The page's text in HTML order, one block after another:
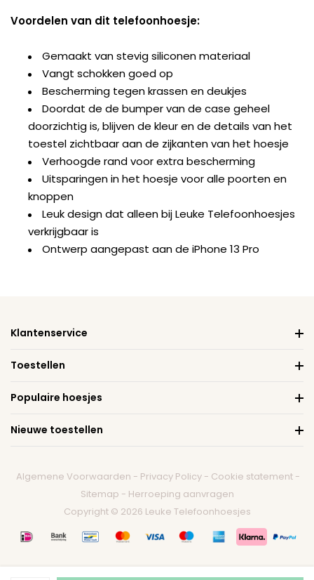
Voordelen van dit telefoonhoesje:
Gemaakt van stevig siliconen materiaal
Vangt schokken goed op
Bescherming tegen krassen en deukjes
Doordat de de bumper van de case geheel
doorzichtig is, blijven de kleur en de details van het
toestel zichtbaar aan de zijkanten van het hoesje
Verhoogde rand voor extra bescherming
Uitsparingen in het hoesje voor alle poorten en
knoppen
Leuk design dat alleen bij Leuke Telefoonhoesjes
verkrijgbaar is
Ontwerp aangepast aan de iPhone 13 Pro
Klantenservice
Toestellen
Populaire hoesjes
Nieuwe toestellen
Algemene Voorwaarden - Privacy Policy - Cookie statement -
Sitemap - Herroeping aanvragen
Copyright © 2026 Leuke Telefoonhoesjes